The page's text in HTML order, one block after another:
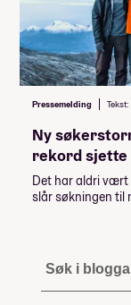
Pressemelding
Ny
rekord sjette
Det har aldri vært
slår søkningen til